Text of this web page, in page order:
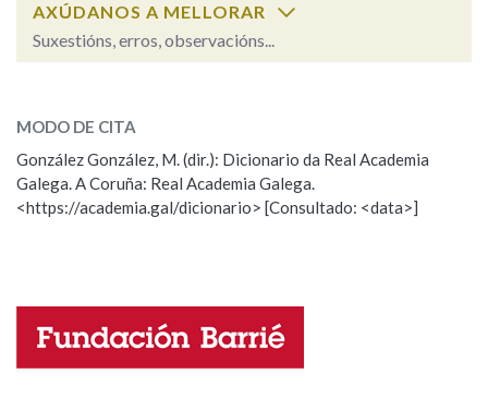
AXÚDANOS A MELLORAR
Suxestións, erros, observacións...
ESCOLLE UNHA OPCIÓN:
Observación Hai un erro na palabra
Propoño mellorar a definición
Nome
MODO DE CITA
González González, M. (dir.): Dicionario da Real Academia
Galega. A Coruña: Real Academia Galega.
<https://academia.gal/dicionario> [Consultado: <data>]